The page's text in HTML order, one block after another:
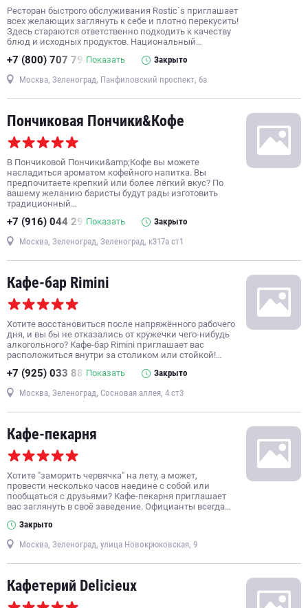
Ресторан быстрого обслуживания Rostic`s приглашает
всех желающих заглянуть к себе и плотно перекусить!
Здесь стараются ответственно подходить к качеству
блюд и исходных продуктов. Национальный…
+7 (800) 707 79 Показать Закрыто
Москва, Зеленоград, Панфиловский проспект, 6а
Пончиковая Пончики&Кофе
В Пончиковой Пончики&amp;Кофе вы можете
насладиться ароматом кофейного напитка. Вы
предпочитаете крепкий или более лёгкий вкус? По
вашему желанию баристы будут рады изготовить
традиционный…
+7 (916) 044 29 Показать Закрыто
Москва, Зеленоград, Зеленоград, к317а ст1
Кафе-бар Rimini
Хотите восстановиться после напряжённого рабочего
дня, и вы бы не отказались от кружечки чего-нибудь
алкогольного? Кафе-бар Rimini приглашает вас
расположиться внутри за столиком или стойкой!…
+7 (925) 033 88 Показать Закрыто
Москва, Зеленоград, Сосновая аллея, 4 ст3
Кафе-пекарня
Хотите "заморить червячка" на лету, а может,
провести несколько часов наедине с собой или
пообщаться с друзьями? Кафе-пекарня приглашает
вас заглянуть в своё заведение. Официанты всегда…
Закрыто
Москва, Зеленоград, улица Новокрюковская, 9
Кафетерий Delicieux